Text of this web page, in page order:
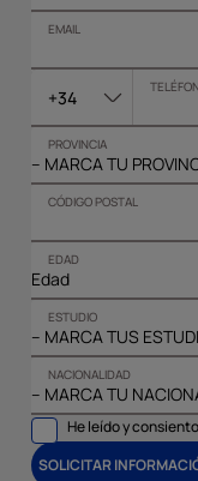
EMAIL
+34
PROVINCIA
CÓDIGO POSTAL
EDAD
ESTUDIO
NACIONALIDAD
He leído y consiento
SOLICITAR